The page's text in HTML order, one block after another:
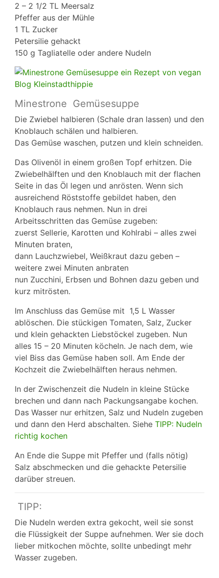
2 – 2 1/2 TL Meersalz
Pfeffer aus der Mühle
1 TL Zucker
Petersilie gehackt
150 g Tagliatelle oder andere Nudeln
Minestrone Gemüsesuppe
Die Zwiebel halbieren (Schale dran lassen) und den
Knoblauch schälen und halbieren.
Das Gemüse waschen, putzen und klein schneiden.
Das Olivenöl in einem großen Topf erhitzen. Die
Zwiebelhälften und den Knoblauch mit der flachen
Seite in das Öl legen und anrösten. Wenn sich
ausreichend Röststoffe gebildet haben, den
Knoblauch raus nehmen. Nun in drei
Arbeitsschritten das Gemüse zugeben:
zuerst Sellerie, Karotten und Kohlrabi – alles zwei
Minuten braten,
dann Lauchzwiebel, Weißkraut dazu geben –
weitere zwei Minuten anbraten
nun Zucchini, Erbsen und Bohnen dazu geben und
kurz mitrösten.
Im Anschluss das Gemüse mit 1,5 L Wasser
ablöschen. Die stückigen Tomaten, Salz, Zucker
und klein gehackten Liebstöckel zugeben. Nun
alles 15 – 20 Minuten köcheln. Je nach dem, wie
viel Biss das Gemüse haben soll. Am Ende der
Kochzeit die Zwiebelhälften heraus nehmen.
In der Zwischenzeit die Nudeln in kleine Stücke
brechen und dann nach Packungsangabe kochen.
Das Wasser nur erhitzen, Salz und Nudeln zugeben
und dann den Herd abschalten. Siehe TIPP: Nudeln
richtig kochen
An Ende die Suppe mit Pfeffer und (falls nötig)
Salz abschmecken und die gehackte Petersilie
darüber streuen.
TIPP:
Die Nudeln werden extra gekocht, weil sie sonst
die Flüssigkeit der Suppe aufnehmen. Wer sie doch
lieber mitkochen möchte, sollte unbedingt mehr
Wasser zugeben.